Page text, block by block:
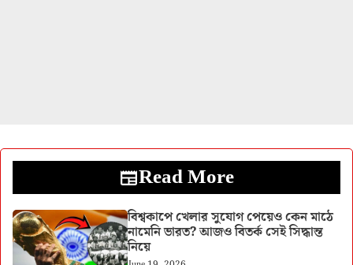
Read More
বিশ্বকাপে খেলার সুযোগ পেয়েও কেন মাঠে
নামেনি ভারত? আজও বিতর্ক সেই সিদ্ধান্ত
নিয়ে